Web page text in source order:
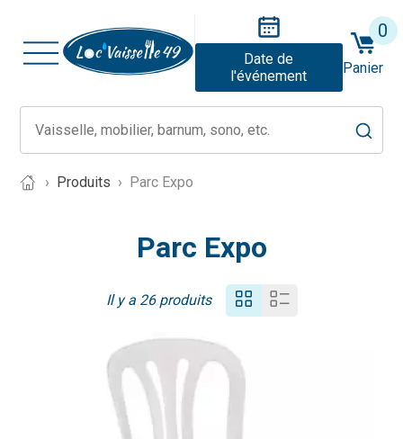
Date de
l'événement
0
Panier
Produits Parc Expo
Parc Expo
Il y a 26 produits